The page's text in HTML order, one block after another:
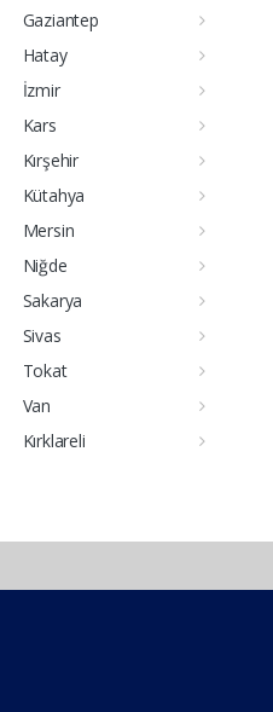
Gaziantep
Hatay
İzmir
Kars
Kırşehir
Kütahya
Mersin
Niğde
Sakarya
Sivas
Tokat
Van
Kırklareli